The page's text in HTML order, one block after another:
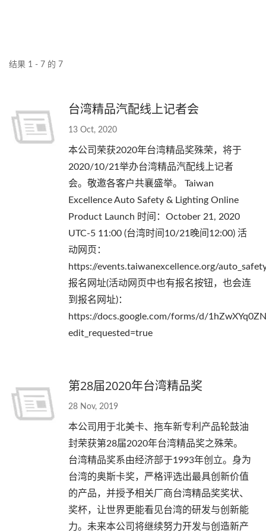
结果 1 - 7 的 7
台湾精品汽配线上记者会
13 Oct, 2020
本公司荣获2020年台湾精品奖殊荣，将于
2020/10/21举办台湾精品汽配线上记者
会。敬邀各客户共襄盛举。 Taiwan
Excellence Auto Safety & Lighting Online
Product Launch 时间：October 21, 2020
UTC-5 11:00 (台湾时间10/21晚间12:00) 活
动网页：
https://events.taiwanexcellence.org/
报名网址(活动网页中也有报名按钮，也会连
到报名网址)：
https://docs.google.com/forms/d/
edit_requested=true
第28届2020年台湾精品奖
28 Nov, 2019
本公司用于北美卡、拖车新专利产品轮鼓油
封荣获第28届2020年台湾精品奖之殊荣。
台湾精品奖系由经济部于1993年创立。身为
台湾的奥斯卡奖，严格评选出最具创新价值
的产品，并授予相关厂商台湾精品奖奖状、
奖杯，让世界更能看见台湾的研发与创新能
力。未来本公司将继续努力开发与创造新产